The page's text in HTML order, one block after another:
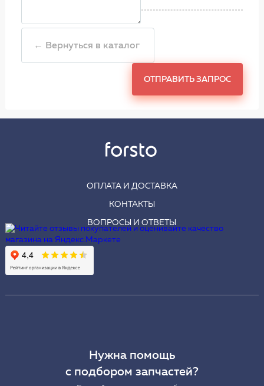
← Вернуться в каталог
ОТПРАВИТЬ ЗАПРОС
ОПЛАТА И ДОСТАВКА
КОНТАКТЫ
ВОПРОСЫ И ОТВЕТЫ
Нужна помощь
с подбором запчастей?